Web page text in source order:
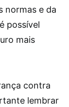
normas e da
possível
mais
contra
lembrar